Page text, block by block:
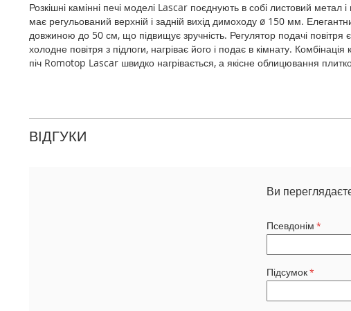
Розкішні камінні печі моделі Lascar поєднують в собі листовий
має регульований верхній і задній вихід димоходу ø 150 мм.
довжиною до 50 см, що підвищує зручність. Регулятор подачі повітря
холодне повітря з підлоги, нагріває його і подає в кімнату.
піч Romotop Lascar швидко нагрівається, а якісне облицювання
ВІДГУКИ
Ви
Псевдонім
Підсумок